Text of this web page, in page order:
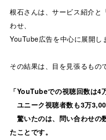
根石さんは、サービス紹介と
わせ、
YouTube広告を中心に展開し
その結果は、目を見張るもの
「YouTubeでの視聴回数は4
ユニーク視聴者数も3万
驚いたのは、問い合わせの
たことです。